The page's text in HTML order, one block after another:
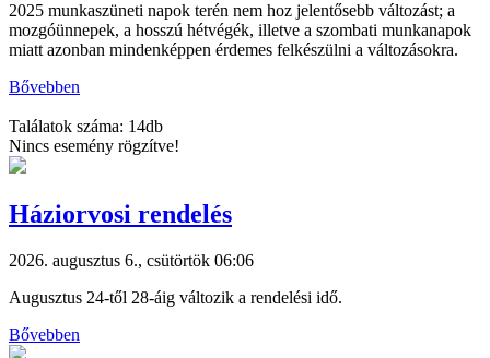
2025 munkaszüneti napok terén nem hoz jelentősebb változást; a
mozgóünnepek, a hosszú hétvégék, illetve a szombati munkanapok
miatt azonban mindenképpen érdemes felkészülni a változásokra.
Bővebben
Találatok száma: 14db
Nincs esemény rögzítve!
Háziorvosi rendelés
2026. augusztus 6., csütörtök 06:06
Augusztus 24-től 28-áig változik a rendelési idő.
Bővebben